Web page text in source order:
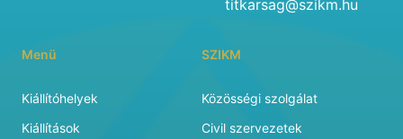
titkarsag@szikm.hu
Menü
Kiállítóhelyek
Kiállítások
SZIKM
Közösségi szolgálat
Civil szervezetek